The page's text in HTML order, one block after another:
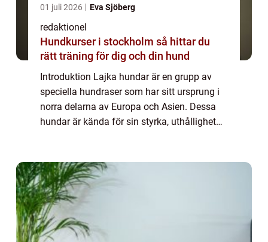
01 juli 2026 Eva Sjöberg
redaktionel
Hundkurser i stockholm så hittar du
rätt träning för dig och din hund
Introduktion Lajka hundar är en grupp av
speciella hundraser som har sitt ursprung i
norra delarna av Europa och Asien. Dessa
hundar är kända för sin styrka, uthållighet